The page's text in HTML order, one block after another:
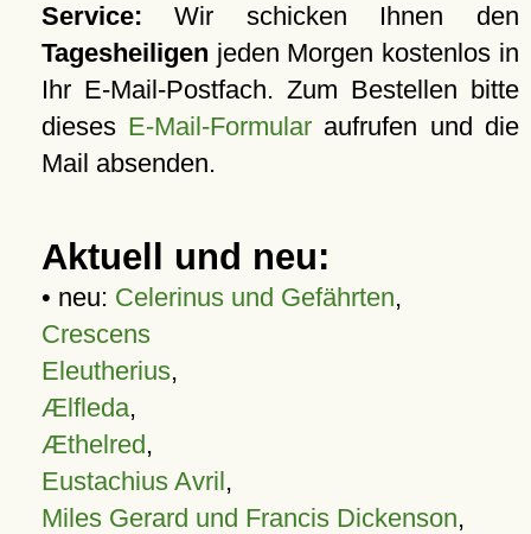
Service: Wir schicken Ihnen den
Tagesheiligen jeden Morgen kostenlos in
Ihr E-Mail-Postfach. Zum Bestellen bitte
dieses E-Mail-Formular aufrufen und die
Mail absenden.
Aktuell und neu:
• neu: Celerinus und Gefährten,
Crescens
Eleutherius,
Ælfleda,
Æthelred,
Eustachius Avril,
Miles Gerard und Francis Dickenson,